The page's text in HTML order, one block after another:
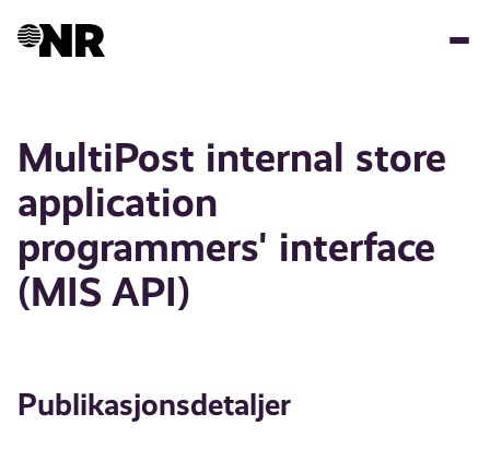
MultiPost internal store
application
programmers' interface
(MIS API)
Publikasjonsdetaljer